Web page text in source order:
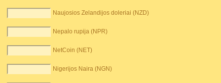
Naujosios Zelandijos doleriai (NZD)
Nepalo rupija (NPR)
NetCoin (NET)
Nigerijos Naira (NGN)